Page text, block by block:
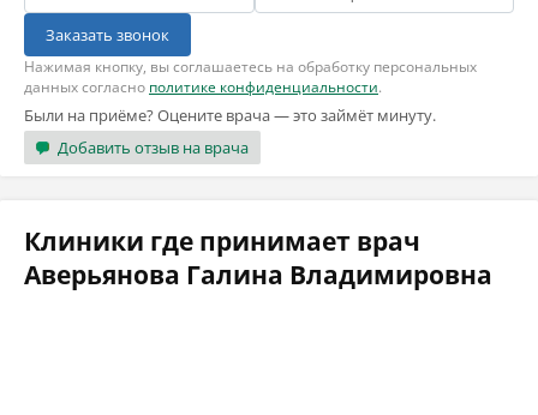
Заказать звонок
Нажимая кнопку, вы соглашаетесь на обработку персональных
данных согласно политике конфиденциальности.
Были на приёме? Оцените врача — это займёт минуту.
Добавить отзыв на врача
Клиники где принимает врач
Аверьянова Галина Владимировна